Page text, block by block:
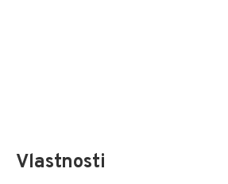
Vlastnosti